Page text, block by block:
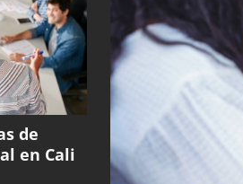
de
en Cali